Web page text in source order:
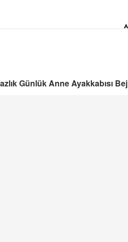
Günlük Anne Ayakkabısı Bej